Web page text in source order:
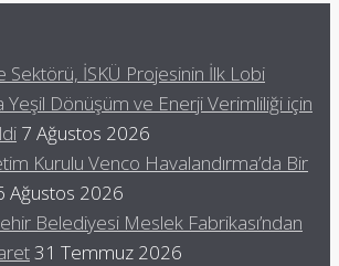
Sektörü, İSKÜ Projesinin İlk Lobi
Yeşil Dönüşüm ve Enerji Verimliliği için
7 Ağustos 2026
Kurulu Venco Havalandırma’da Bir
Ağustos 2026
Belediyesi Meslek Fabrikası’ndan
31 Temmuz 2026